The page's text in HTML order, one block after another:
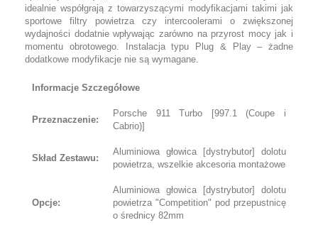
idealnie współgrają z towarzyszącymi modyfikacjami takimi jak
sportowe filtry powietrza czy intercoolerami o zwiększonej
wydajności dodatnie wpływając zarówno na przyrost mocy jak i
momentu obrotowego. Instalacja typu Plug & Play – żadne
dodatkowe modyfikacje nie są wymagane.
Informacje Szczegółowe
Przeznaczenie:
Porsche 911 Turbo [997.1 (Coupe i
Cabrio)]
Skład Zestawu:
Aluminiowa głowica [dystrybutor] dolotu
powietrza, wszelkie akcesoria montażowe
Opcje:
Aluminiowa głowica [dystrybutor] dolotu
powietrza "Competition" pod przepustnicę
o średnicy 82mm